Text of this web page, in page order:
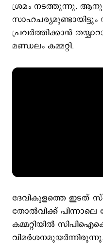
ശ്രമം നടത്തുന്നു.
സാഹചര്യമുണ്ടായിട്ടും
പ്രവർത്തിക്കാൻ
മണ്ഡലം കമ്മറ്റി.
ദേവികുളത്തെ ഇടത്
തോൽവിക്ക് പിന്നാലെ
കമ്മറ്റിയിൽ